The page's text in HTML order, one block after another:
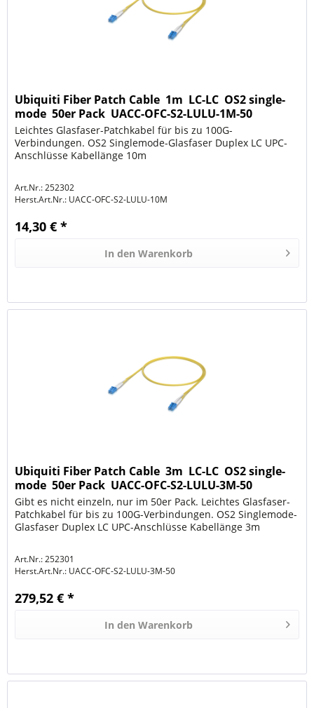
Ubiquiti Fiber Patch Cable  1m  LC-LC  OS2 single-
mode  50er Pack  UACC-OFC-S2-LULU-1M-50
Leichtes Glasfaser-Patchkabel für bis zu 100G-
Verbindungen. OS2 Singlemode-Glasfaser Duplex LC UPC-
Anschlüsse Kabellänge 10m
Art.Nr.: 252302
Herst.Art.Nr.: UACC-OFC-S2-LULU-10M
14,30 € *
In den Warenkorb
Ubiquiti Fiber Patch Cable  3m  LC-LC  OS2 single-
mode  50er Pack  UACC-OFC-S2-LULU-3M-50
Gibt es nicht einzeln, nur im 50er Pack. Leichtes Glasfaser-
Patchkabel für bis zu 100G-Verbindungen. OS2 Singlemode-
Glasfaser Duplex LC UPC-Anschlüsse Kabellänge 3m
Art.Nr.: 252301
Herst.Art.Nr.: UACC-OFC-S2-LULU-3M-50
279,52 € *
In den Warenkorb